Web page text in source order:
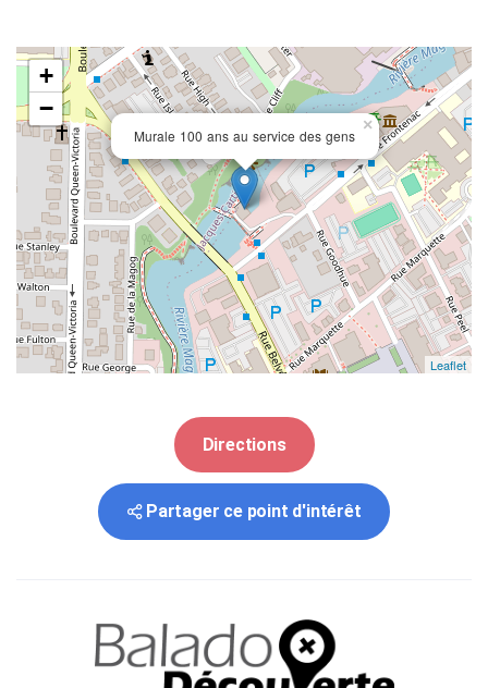
Murale 100 ans au service des gens
×
+
−
Leaflet
Directions
Partager ce point d'intérêt